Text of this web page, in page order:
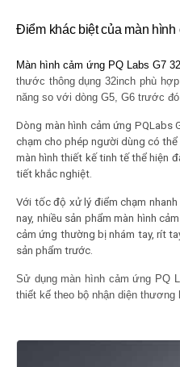
Điểm khác biệt của màn
Màn hình cảm ứng PQ Labs G7 32
thước thông dụng 32inch phù
năng so với dòng G5, G6 trước
Dòng màn hình cảm ứng PQLabs
chạm cho phép người dùng có thể
màn hình thiết kế tinh tế thể hiện
tiết khắc nghiệt.
Với tốc độ xử lý điểm chạm
nay, nhiều sản phẩm màn hình
cảm ứng thường bị nhám tay, rít
sản phẩm trước.
Sử dụng màn hình cảm ứng PQ
thiết kế theo bộ nhận diện thương